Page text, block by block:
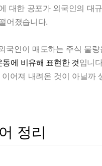
대한 공포가 외국인의
어졌습니다.
국인이 매도하는 주식 물
에 비유해 표현한 것입니
어져 내려온 것이 아닐까
정리